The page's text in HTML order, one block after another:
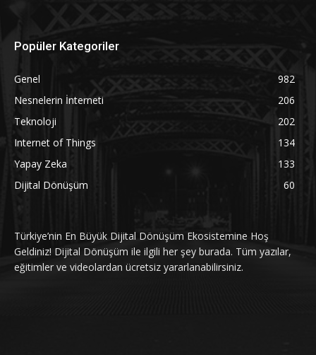
Popüler Kategoriler
Genel
982
Nesnelerin İnterneti
206
Teknoloji
202
Internet of Things
134
Yapay Zeka
133
Dijital Dönüşüm
60
Türkiye’nin En Büyük Dijital Dönüşüm Ekosistemine Hoş
Geldiniz! Dijital Dönüşüm ile ilgili her şey burada. Tüm yazılar,
eğitimler ve videolardan ücretsiz yararlanabilirsiniz.